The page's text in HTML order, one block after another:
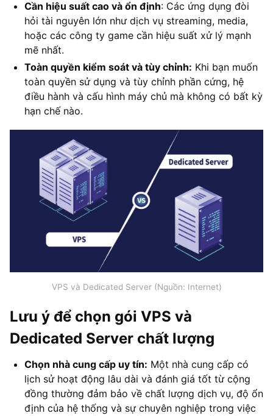
Cần hiệu suất cao và ổn định: Các ứng dụng đòi
hỏi tài nguyên lớn như dịch vụ streaming, media,
hoặc các công ty game cần hiệu suất xử lý mạnh
mẽ nhất.
Toàn quyền kiểm soát và tùy chỉnh: Khi bạn muốn
toàn quyền sử dụng và tùy chỉnh phần cứng, hệ
điều hành và cấu hình máy chủ mà không có bất kỳ
hạn chế nào.
VPS và Dedicated Server (Nguồn: Internet)
Lưu ý để chọn gói VPS và
Dedicated Server chất lượng
Chọn nhà cung cấp uy tín: Một nhà cung cấp có
lịch sử hoạt động lâu dài và đánh giá tốt từ cộng
đồng thường đảm bảo về chất lượng dịch vụ, độ ổn
định của hệ thống và sự chuyên nghiệp trong việc